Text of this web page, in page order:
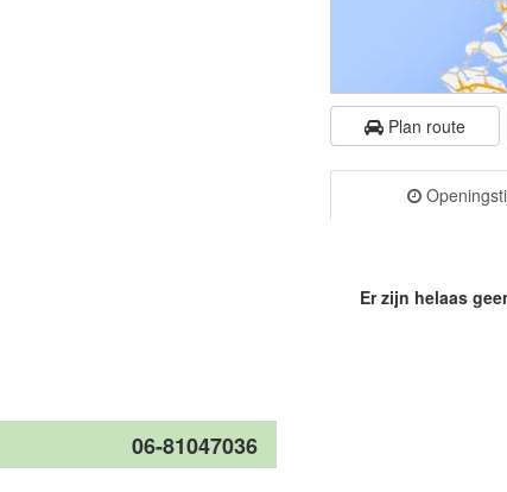
06-81047036
Plan route
Er zijn helaas